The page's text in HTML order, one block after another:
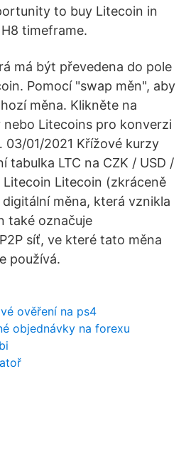
to buy Litecoin in
timeframe.
má být převedena do pole
Pomocí "swap měn", aby
měna. Klikněte na
nebo Litecoins pro konverzi
01/2021 Křížové kurzy
tabulka LTC na CZK / USD /
Litecoin Litecoin (zkráceně
digitální měna, která vznikla
také označuje
síť, ve které tato měna
používá.
ověření na ps4
objednávky na forexu